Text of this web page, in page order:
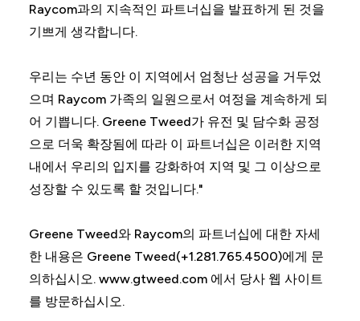
Raycom과의 지속적인 파트너십을 발표하게 된 것을
기쁘게 생각합니다.
우리는 수년 동안 이 지역에서 엄청난 성공을 거두었
으며 Raycom 가족의 일원으로서 여정을 계속하게 되
어 기쁩니다. Greene Tweed가 유전 및 담수화 공정
으로 더욱 확장됨에 따라 이 파트너십은 이러한 지역
내에서 우리의 입지를 강화하여 지역 및 그 이상으로
성장할 수 있도록 할 것입니다."
Greene Tweed와 Raycom의 파트너십에 대한 자세
한 내용은 Greene Tweed(+1.281.765.4500)에게 문
의하십시오. www.gtweed.com 에서 당사 웹 사이트
를 방문하십시오.